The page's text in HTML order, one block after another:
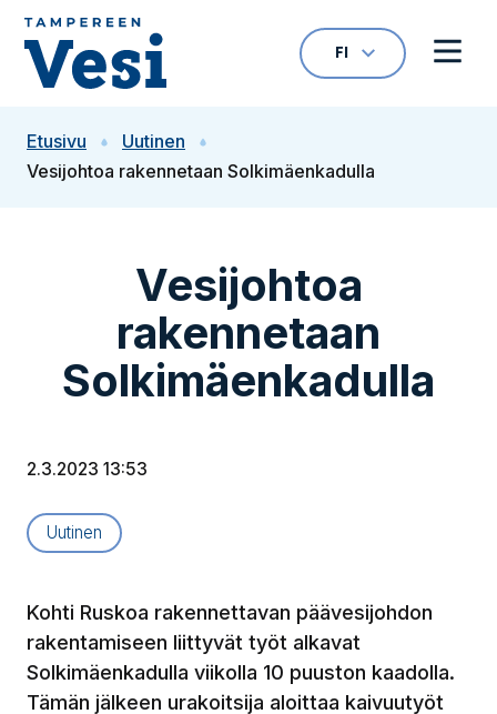
Siirry sisältöön
VALITTU KIELI:
FI
Avaa
Etusivu
Uutinen
Vesijohtoa rakennetaan Solkimäenkadulla
Vesijohtoa
rakennetaan
Solkimäenkadulla
2.3.2023 13:53
Artikkelityyppi:
Uutinen
Kohti Ruskoa rakennettavan päävesijohdon
rakentamiseen liittyvät työt alkavat
Solkimäenkadulla viikolla 10 puuston kaadolla.
Tämän jälkeen urakoitsija aloittaa kaivuutyöt